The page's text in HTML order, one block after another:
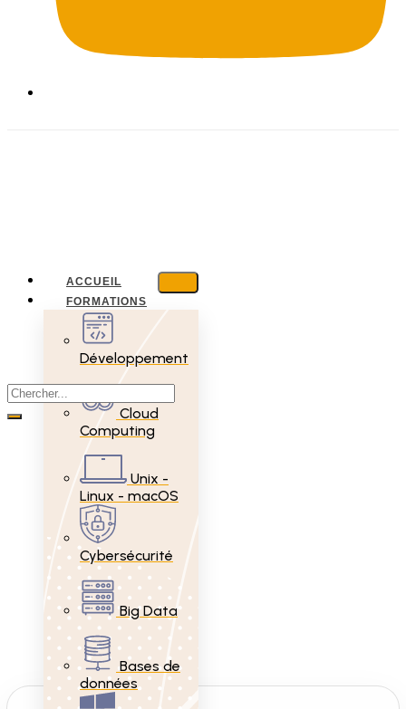
ACCUEIL
FORMATIONS
Développement
Cloud
Computing
Unix -
Linux - macOS
Cybersécurité
Big Data
Bases de
données